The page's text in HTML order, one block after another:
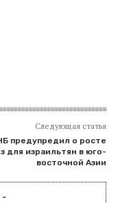
Следующая статья
предупредил о росте
для израильтян в юго-
восточной Азии
-